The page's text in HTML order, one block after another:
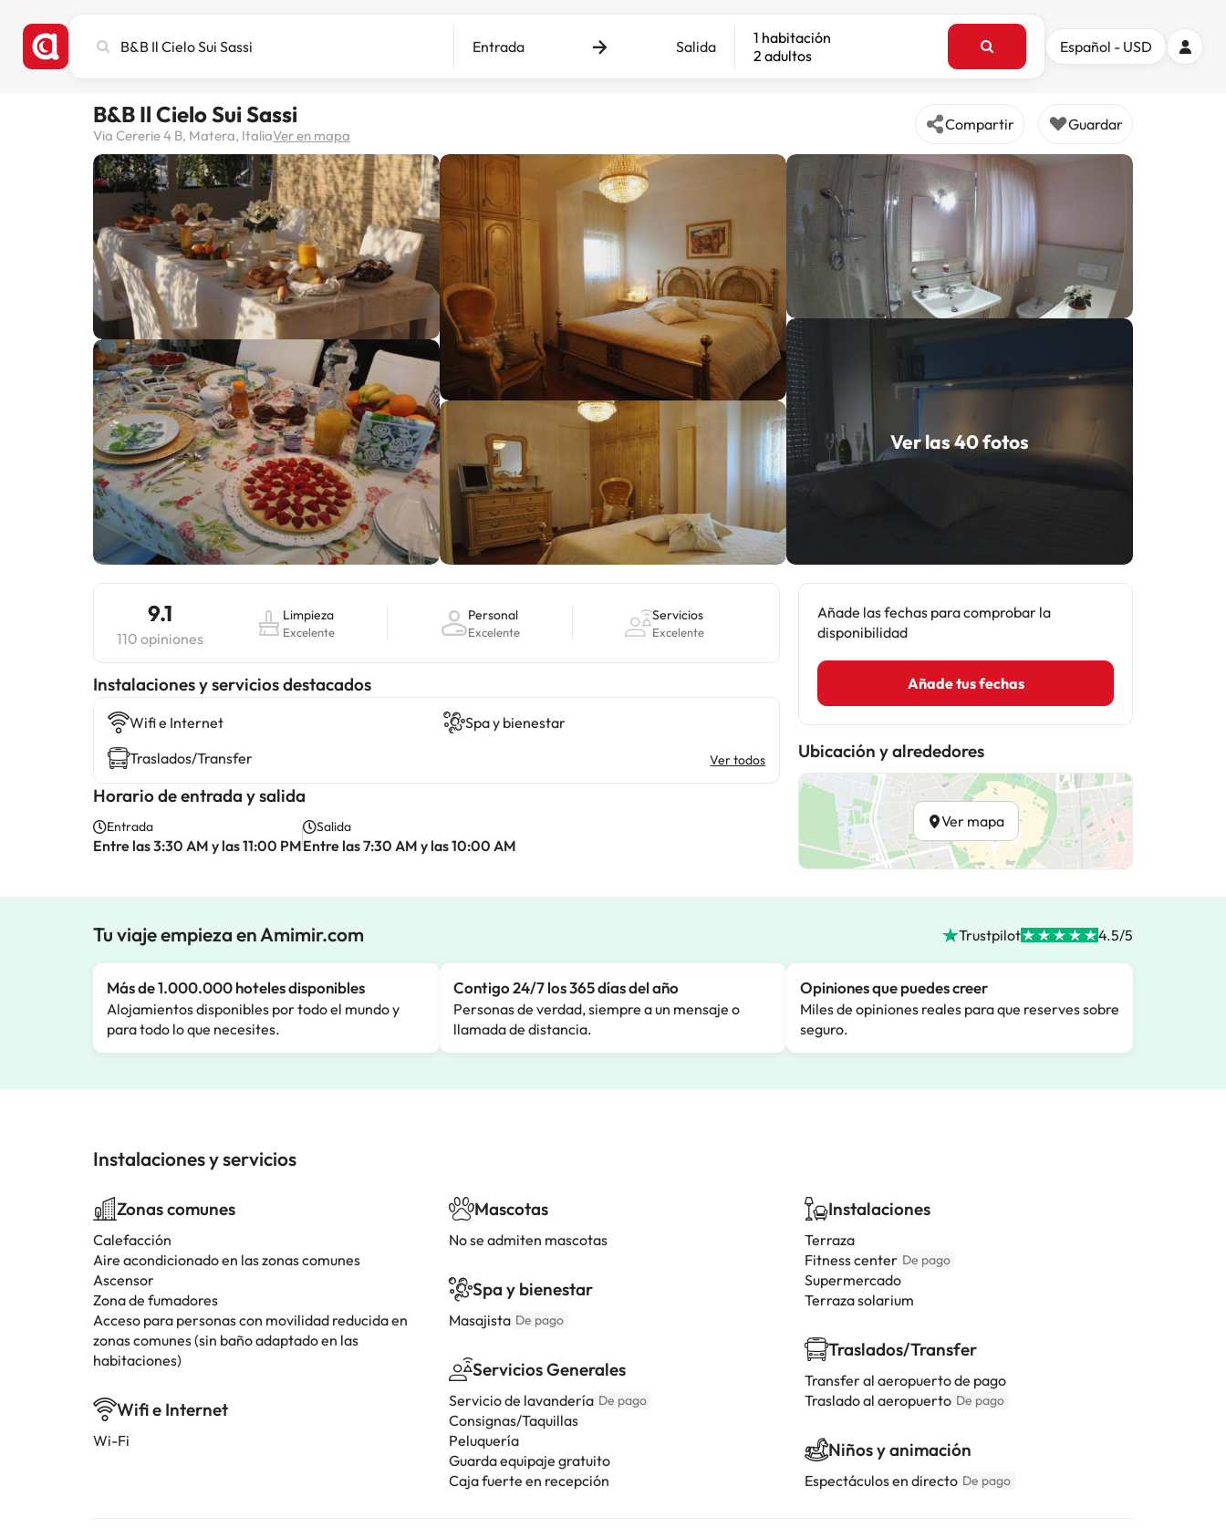
ciudad,
destino
Entrada Salida
1 habitación
2 adultos
Español - USD
B&B Il Cielo Sui Sassi
Via Cererie 4 B, Matera, ItaliaVer en mapa
Compartir Guardar
Ver las 40 fotos
9.1
110 opiniones
Limpieza
Excelente
Personal
Excelente
Servicios
Excelente
Instalaciones y servicios destacados
Wifi e Internet
Spa y bienestar
Traslados/Transfer
Ver todos
Horario de entrada y salida
Entrada
Entre las 3:30 AM y las 11:00 PM
Salida
Entre las 7:30 AM y las 10:00 AM
Añade las fechas para comprobar la
disponibilidad
Añade tus fechas
Ubicación y alrededores
Ver mapa
Tu viaje empieza en Amimir.com Trustpilot 4.5/5
Más de 1.000.000 hoteles disponibles
Alojamientos disponibles por todo el mundo y
para todo lo que necesites.
Contigo 24/7 los 365 días del año
Personas de verdad, siempre a un mensaje o
llamada de distancia.
Opiniones que puedes creer
Miles de opiniones reales para que reserves sobre
seguro.
Instalaciones y servicios
Zonas comunes
Calefacción
Aire acondicionado en las zonas comunes
Ascensor
Zona de fumadores
Acceso para personas con movilidad reducida en
zonas comunes (sin baño adaptado en las
habitaciones)
Wifi e Internet
Wi-Fi
Mascotas
No se admiten mascotas
Spa y bienestar
Masajista De pago
Servicios Generales
Servicio de lavandería De pago
Consignas/Taquillas
Peluquería
Guarda equipaje gratuito
Caja fuerte en recepción
Instalaciones
Terraza
Fitness center De pago
Supermercado
Terraza solarium
Traslados/Transfer
Transfer al aeropuerto de pago
Traslado al aeropuerto De pago
Niños y animación
Espectáculos en directo De pago